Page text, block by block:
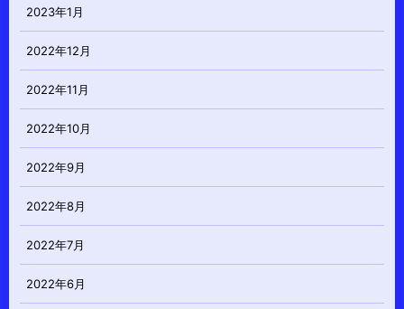
2023年1月
2022年12月
2022年11月
2022年10月
2022年9月
2022年8月
2022年7月
2022年6月